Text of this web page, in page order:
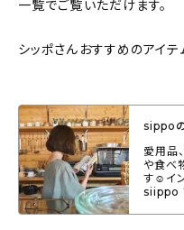
一覧でご覧いただけます。
シッポさんおすすめのアイテ
sippo
愛用品
や食べ
す☺︎イ
siippo